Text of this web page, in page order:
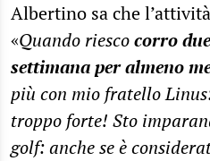
Albertino sa che
«Quando riescocorro
settimana per almeno
più con mio fratello
troppo forte! Sto
golf: anche se è